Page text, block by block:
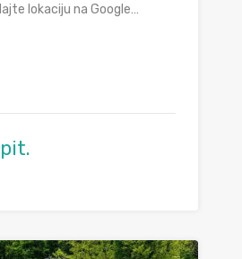
lokaciju na Google…